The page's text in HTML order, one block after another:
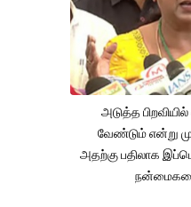
அடுத்த
வேண்டும் என்று
அதற்கு பதிலாக